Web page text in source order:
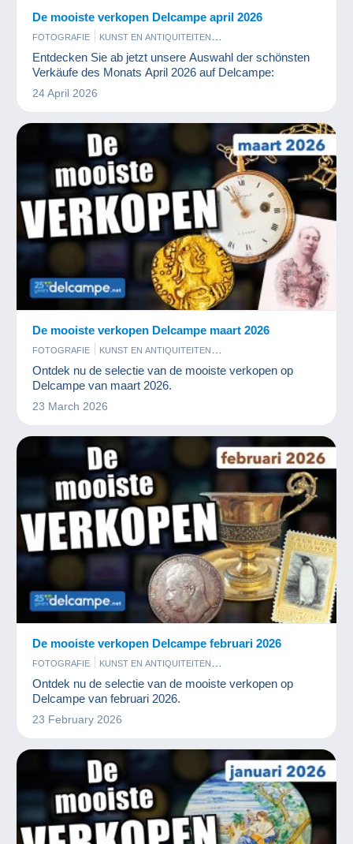
De mooiste verkopen Delcampe april 2026
FOTOGRAFIE
KUNST EN ANTIQUITEITEN
MUNTEN EN BANKBILJETTEN
POSTKAARTEN POSTZEGELS
Entdecken Sie ab jetzt unsere Auswahl der schönsten
Verkäufe des Monats April 2026 auf Delcampe:
24 April 2026
De mooiste verkopen Delcampe maart 2026
FOTOGRAFIE
KUNST EN ANTIQUITEITEN
MUNTEN EN BANKBILJETTEN
POSTKAARTEN POSTZEGELS
Ontdek nu de selectie van de mooiste verkopen op
Delcampe van maart 2026.
23 March 2026
De mooiste verkopen Delcampe februari 2026
FOTOGRAFIE
KUNST EN ANTIQUITEITEN
MUNTEN EN BANKBILJETTEN
POSTKAARTEN POSTZEGELS
Ontdek nu de selectie van de mooiste verkopen op
Delcampe van februari 2026.
23 February 2026